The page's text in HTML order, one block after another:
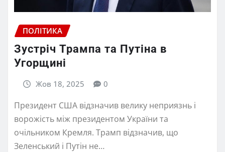
ПОЛІТИКА
Зустріч Трампа та Путіна в
Угорщині
Жов 18, 2025 0
Президент США відзначив велику неприязнь і
ворожість між президентом України та
очільником Кремля. Трамп відзначив, що
Зеленський і Путін не…